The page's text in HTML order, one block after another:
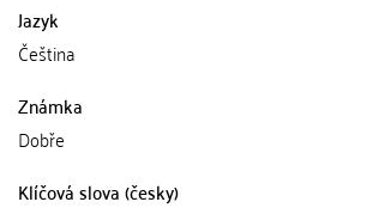
Jazyk
Čeština
Známka
Dobře
Klíčová slova (česky)